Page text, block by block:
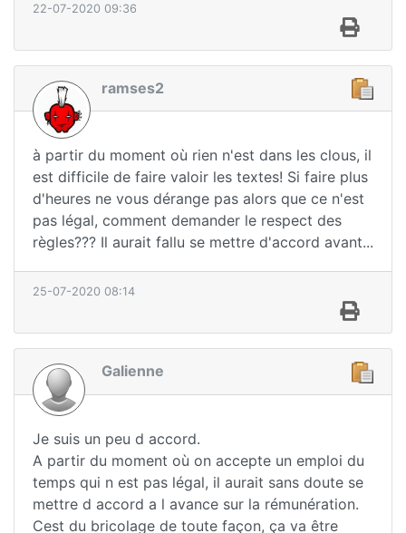
22-07-2020 09:36
ramses2
à partir du moment où rien n'est dans les clous, il
est difficile de faire valoir les textes! Si faire plus
d'heures ne vous dérange pas alors que ce n'est
pas légal, comment demander le respect des
règles??? Il aurait fallu se mettre d'accord avant...
25-07-2020 08:14
Galienne
Je suis un peu d accord.
A partir du moment où on accepte un emploi du
temps qui n est pas légal, il aurait sans doute se
mettre d accord a l avance sur la rémunération.
Cest du bricolage de toute façon, ça va être